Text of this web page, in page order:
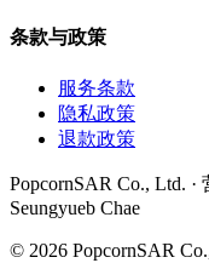
条款与政策
服务条款
隐私政策
退款政策
PopcornSAR Co., Ltd. ·
Seungyueb Chae
© 2026 PopcornSAR